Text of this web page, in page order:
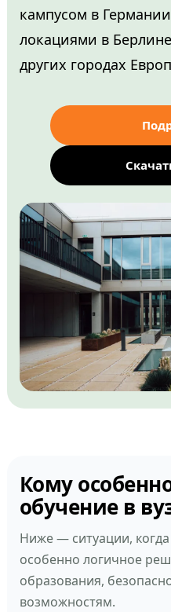
кампусом в
локациями в
других городах
Кому
обучение в
Ниже — ситуации,
особенно логичное
образования,
возможностям.